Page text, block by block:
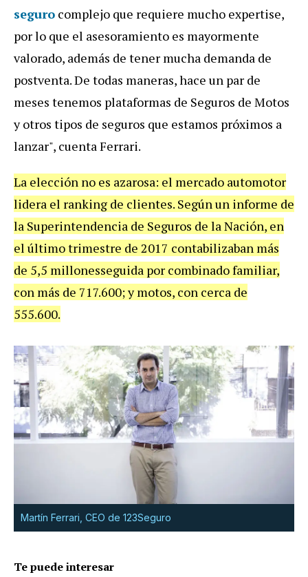
seguro complejo que requiere mucho expertise,
por lo que el asesoramiento es mayormente
valorado, además de tener mucha demanda de
postventa. De todas maneras, hace un par de
meses tenemos plataformas de Seguros de Motos
y otros tipos de seguros que estamos próximos a
lanzar", cuenta Ferrari.
La elección no es azarosa: el mercado automotor
lidera el ranking de clientes. Según un informe de
la Superintendencia de Seguros de la Nación, en
el último trimestre de 2017 contabilizaban más
de 5,5 millonesseguida por combinado familiar,
con más de 717.600; y motos, con cerca de
555.600.
Martín Ferrari, CEO de 123Seguro
Te puede interesar